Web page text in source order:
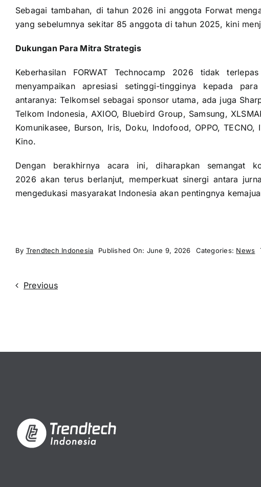
Sebagai tambahan, di tahun 2026 ini anggota Forwat
yang sebelumnya sekitar 85 anggota di tahun 2025, kini
Dukungan Para Mitra Strategis
Keberhasilan FORWAT Technocamp 2026 tidak
menyampaikan apresiasi setinggi-tingginya kepada
antaranya: Telkomsel sebagai sponsor utama, ada juga
Telkom Indonesia, AXIOO, Bluebird Group, Samsung,
Komunikasee, Burson, Iris, Doku, Indofood, OPPO,
Kino.
Dengan berakhirnya acara ini, diharapkan semangat
2026 akan terus berlanjut, memperkuat sinergi antara
mengedukasi masyarakat Indonesia akan pentingnya
By Trendtech Indonesia Published On: June 9, 2026 Categories: News
Previous